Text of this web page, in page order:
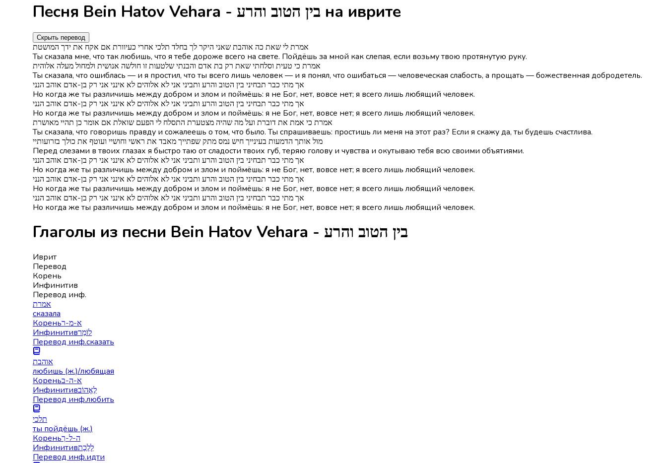
Песня Bein Hatov Vehara - בין הטוב והרע на иврите
Скрыть перевод
אמרת לי שאת כה אוהבת שאני היקר לך בחלד תלכי אחרי כעיוורת אם אקח את ידך המושטת
Ты сказала мне, что так любишь, что я тебе дороже всего на свете. Пойдёшь за мной как слепая, если возьму твою протянутую руку.
אמרת כי טעית וסלחתי שאת רק בת אדם והבנתי שלטעות זו חולשה אנושית ולמחול מעלה אלוהית
Ты сказала, что ошиблась — и я простил, что ты всего лишь человек — и я понял, что ошибаться — человеческая слабость, а прощать — божественная добродетель.
אך מתי כבר תבחיני בין הטוב והרע ותביני אני לא אלוהים לא אינני אני רק בן-אדם אוהב הנני
Но когда же ты различишь между добром и злом и поймёшь: я не Бог, нет, вовсе нет; я всего лишь любящий человек.
אך מתי כבר תבחיני בין הטוב והרע ותביני אני לא אלוהים לא אינני אני רק בן-אדם אוהב הנני
Но когда же ты различишь между добром и злом и поймёшь: я не Бог, нет, вовсе нет; я всего лишь любящий человек.
אמרת כי אמת את דוברת ועל מה שהיה מצטערת התסלח לי הפעם שואלת אם אומר כן תהיי מאושרת
Ты сказала, что говоришь правду и сожалеешь о том, что было. Ты спрашиваешь: простишь ли меня на этот раз? Если я скажу да, ты будешь счастлива.
מול אותך הדמעות בעינייך חיש נמס מתק שפתייך מאבד את ראשי וחושיי ועוטף את כולך בזרועותיי
Перед слезами в твоих глазах я быстро таю от сладости твоих губ, теряю голову и чувства и окутываю тебя всю своими объятиями.
אך מתי כבר תבחיני בין הטוב והרע ותביני אני לא אלוהים לא אינני אני רק בן-אדם אוהב הנני
Но когда же ты различишь между добром и злом и поймёшь: я не Бог, нет, вовсе нет; я всего лишь любящий человек.
אך מתי כבר תבחיני בין הטוב והרע ותביני אני לא אלוהים לא אינני אני רק בן-אדם אוהב הנני
Но когда же ты различишь между добром и злом и поймёшь: я не Бог, нет, вовсе нет; я всего лишь любящий человек.
אך מתי כבר תבחיני בין הטוב והרע ותביני אני לא אלוהים לא אינני אני רק בן-אדם אוהב הנני
Но когда же ты различишь между добром и злом и поймёшь: я не Бог, нет, вовсе нет; я всего лишь любящий человек.
Глаголы из песни Bein Hatov Vehara - בין הטוב והרע
Иврит
Перевод
Корень
Инфинитив
Перевод инф.
אמרת
сказала
Кореньא-מ-ר
Инфинитивלוֹמַר
Перевод инф.сказать
אוהבת
любишь (ж.)/любящая
Кореньא-ה-ב
Инфинитивלֶאֱהוֹב
Перевод инф.любить
תלכי
ты пойдёшь (ж.)
Кореньה-ל-ך
Инфинитивלָלֶכֶת
Перевод инф.идти